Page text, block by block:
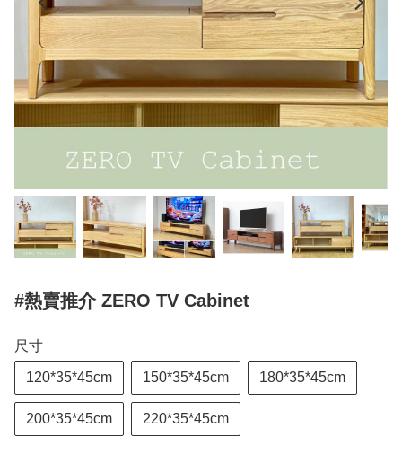
#熱賣推介 ZERO TV Cabinet
尺寸
120*35*45cm 150*35*45cm 180*35*45cm
200*35*45cm 220*35*45cm